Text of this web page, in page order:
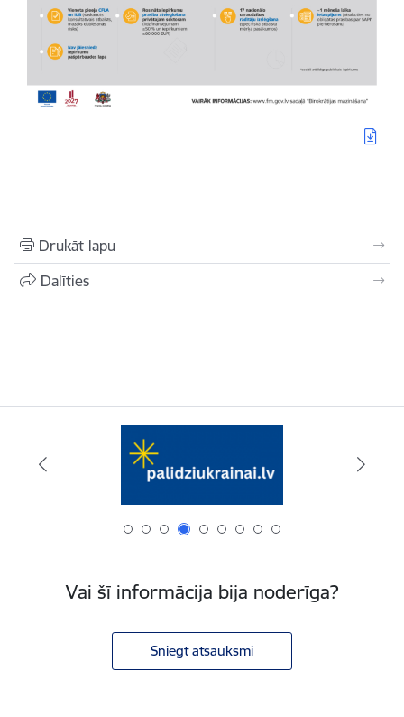
Drukāt lapu
Dalīties
Vai šī informācija bija noderīga?
Sniegt atsauksmi